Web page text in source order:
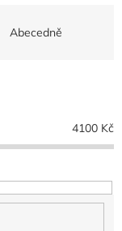
Abecedně
4100 Kč